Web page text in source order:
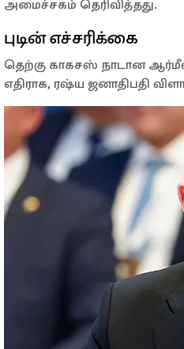
அமைச்சகம் தெரிவித்தது.
புடின் எச்சரிக்கை
தெற்கு காகசஸ் நாடான
எதிராக, ரஷ்ய ஜனாதிபதி